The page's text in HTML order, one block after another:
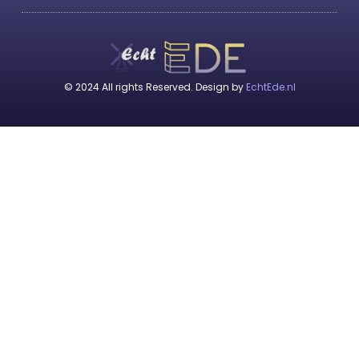
© 2024 All rights Reserved. Design by EchtEde.nl